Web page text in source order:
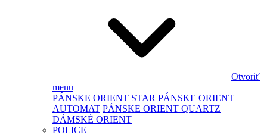
Otvoriť
menu
PÁNSKE ORIENT STAR PÁNSKE ORIENT
AUTOMAT PÁNSKE ORIENT QUARTZ
DÁMSKÉ ORIENT
POLICE